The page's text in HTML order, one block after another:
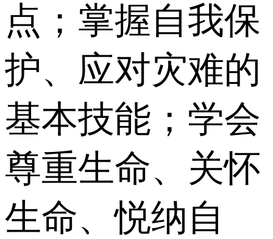
点；掌握自我保
护、应对灾难的
基本技能；学会
尊重生命、关怀
生命、悦纳自